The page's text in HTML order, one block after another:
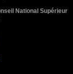
National Supérieur